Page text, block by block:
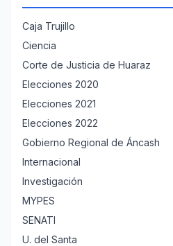
Caja Trujillo
Ciencia
Corte de Justicia de Huaraz
Elecciones 2020
Elecciones 2021
Elecciones 2022
Gobierno Regional de Áncash
Internacional
Investigación
MYPES
SENATI
U. del Santa